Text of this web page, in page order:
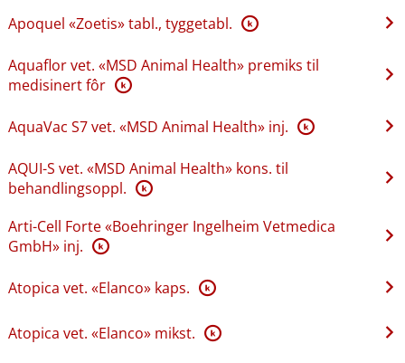
Apoquel «Zoetis» tabl., tyggetabl. K
Aquaflor vet. «MSD Animal Health» premiks til
medisinert fôr K
AquaVac S7 vet. «MSD Animal Health» inj. K
AQUI-S vet. «MSD Animal Health» kons. til
behandlingsoppl. K
Arti-Cell Forte «Boehringer Ingelheim Vetmedica
GmbH» inj. K
Atopica vet. «Elanco» kaps. K
Atopica vet. «Elanco» mikst. K